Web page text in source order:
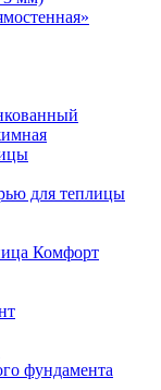
для теплицы
Комфорт
фундамента